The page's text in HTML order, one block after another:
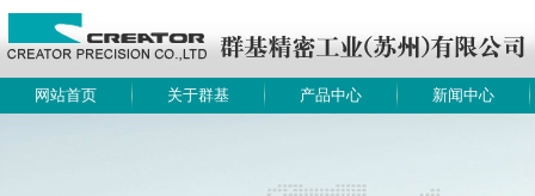
网站首页 关于群基 产品中心 新闻中心